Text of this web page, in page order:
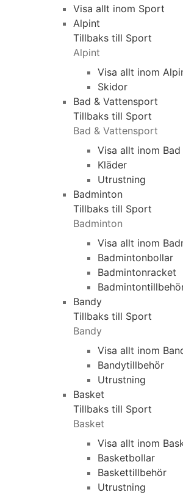
Visa allt inom Sport
Alpint
Tillbaks till Sport
Alpint
Visa allt inom
Skidor
Bad & Vattensport
Tillbaks till Sport
Bad & Vattensport
Visa allt inom
Kläder
Utrustning
Badminton
Tillbaks till Sport
Badminton
Visa allt inom
Badmintonbollar
Badmintonracket
Bandy
Tillbaks till Sport
Bandy
Visa allt inom
Bandytillbehör
Utrustning
Basket
Tillbaks till Sport
Basket
Visa allt inom
Basketbollar
Baskettillbehör
Utrustning